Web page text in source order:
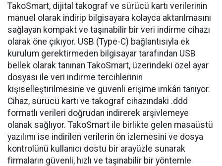
TakoSmart, dijital takograf ve sürücü kartı verilerinin
manuel olarak indirip bilgisayara kolayca aktarılmasını
sağlayan kompakt ve taşınabilir bir veri indirme cihazı
olarak öne çıkıyor. USB (Type-C) bağlantısıyla ek
kurulum gerektirmeden bilgisayar tarafından USB
bellek olarak tanınan TakoSmart, üzerindeki özel ayar
dosyası ile veri indirme tercihlerinin
kişiselleştirilmesine ve güvenli erişime imkân tanıyor.
Cihaz, sürücü kartı ve takograf cihazındaki .ddd
formatlı verileri doğrudan indirerek arşivlemeye
olanak sağlıyor. TakoSmart ile birlikte gelen masaüstü
yazılımı ise indirilen verilerin ön izlemesini ve dosya
kontrolünü kullanıcı dostu bir arayüzle sunarak
firmaların güvenli, hızlı ve taşınabilir bir yöntemle